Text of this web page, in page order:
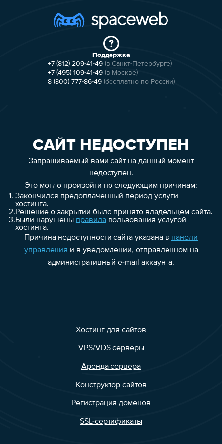
Поддержка
+7 (812) 209-41-49 (в Санкт-Петербурге)
+7 (495) 109-41-49 (в Москве)
8 (800) 777-86-49 (бесплатно по России)
САЙТ НЕДОСТУПЕН
Запрашиваемый вами сайт на данный момент
недоступен.
Это могло произойти по следующим причинам:
1. Закончился предоплаченный период услуги
хостинга.
2.Решение о закрытии было принято владельцем сайта.
3.Были нарушены правилапользования услугой
хостинга.
Причина недоступности сайта указана в панели
управления и в уведомлении, отправленном на
административный e-mail аккаунта.
Хостинг для сайтов
VPS/VDS серверы
Аренда сервера
Конструктор сайтов
Регистрация доменов
SSL-сертификаты